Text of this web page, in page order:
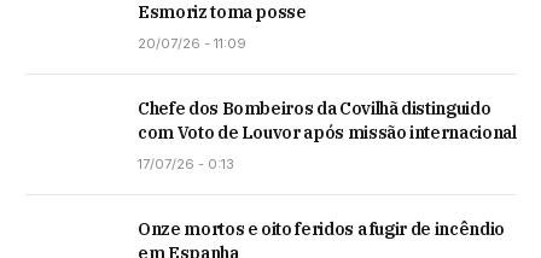
Esmoriz toma posse
20/07/26 - 11:09
Chefe dos Bombeiros da Covilhã distinguido
com Voto de Louvor após missão internacional
17/07/26 - 0:13
Onze mortos e oito feridos a fugir de incêndio
em Espanha